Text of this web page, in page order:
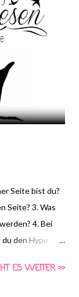
zieht eines
die sich
Zu allem
Seite bist du?
Seite? 3. Was
4. Bei
den Hype
und
ES WEITER >>